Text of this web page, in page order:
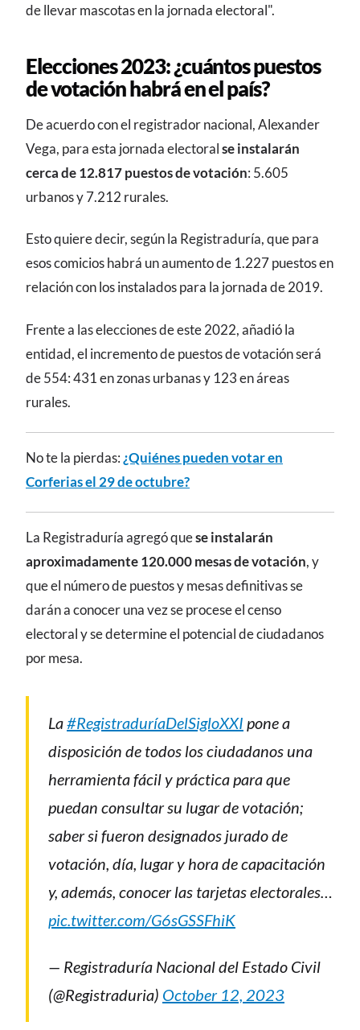
de llevar mascotas en la jornada electoral".
Elecciones 2023: ¿cuántos puestos
de votación habrá en el país?
De acuerdo con el registrador nacional, Alexander
Vega, para esta jornada electoralse instalarán
cerca de 12.817 puestos de votación: 5.605
urbanos y 7.212 rurales.
Esto quiere decir, según la Registraduría, que para
esos comicios habrá un aumento de 1.227 puestos en
relación con los instalados para la jornada de 2019.
Frente a las elecciones de este 2022, añadió la
entidad, el incremento de puestos de votación será
de 554: 431 en zonas urbanas y 123 en áreas
rurales.
No te la pierdas: ¿Quiénes pueden votar en
Corferias el 29 de octubre?
La Registraduría agregó quese instalarán
aproximadamente 120.000 mesas de votación, y
que el número de puestos y mesas definitivas se
darán a conocer una vez se procese el censo
electoral y se determine el potencial de ciudadanos
por mesa.
La#RegistraduríaDelSigloXXI pone a
disposición de todos los ciudadanos una
herramienta fácil y práctica para que
puedan consultar su lugar de votación;
saber si fueron designados jurado de
votación, día, lugar y hora de capacitación
y, además, conocer las tarjetas electorales…
pic.twitter.com/G6sGSSFhiK
— Registraduría Nacional del Estado Civil
(@Registraduria) October 12, 2023